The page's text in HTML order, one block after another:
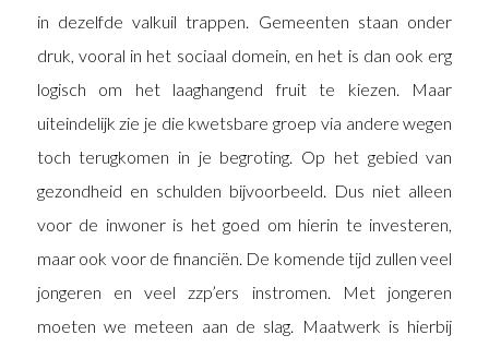
in dezelfde valkuil trappen. Gemeenten staan onder
druk, vooral in het sociaal domein, en het is dan ook erg
logisch om het laaghangend fruit te kiezen. Maar
uiteindelijk zie je die kwetsbare groep via andere wegen
toch terugkomen in je begroting. Op het gebied van
gezondheid en schulden bijvoorbeeld. Dus niet alleen
voor de inwoner is het goed om hierin te investeren,
maar ook voor de financiën. De komende tijd zullen veel
jongeren en veel zzp’ers instromen. Met jongeren
moeten we meteen aan de slag. Maatwerk is hierbij